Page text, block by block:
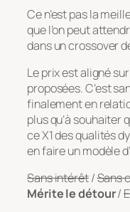
Ce n’est pas la
que l’on peut
dans un crossover
Le prix est aligné
proposées. C’est
finalement en
plus qu’à souhaiter
ce X1 des qualités
en faire un modèle
Sans intérêt/Sans
Mérite le détour/